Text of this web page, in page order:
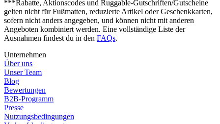
***Rabatte, Aktionscodes und Ruggable-Gutschriften/Gutscheine
gelten nicht für Fußmatten, reduzierte Artikel oder Geschenkkarten,
sofern nicht anders angegeben, und können nicht mit anderen
Angeboten kombiniert werden. Eine vollständige Liste der
Ausnahmen findest du in den FAQs.
Unternehmen
Über uns
Unser Team
Blog
Bewertungen
B2B-Programm
Presse
Nutzungsbedingungen